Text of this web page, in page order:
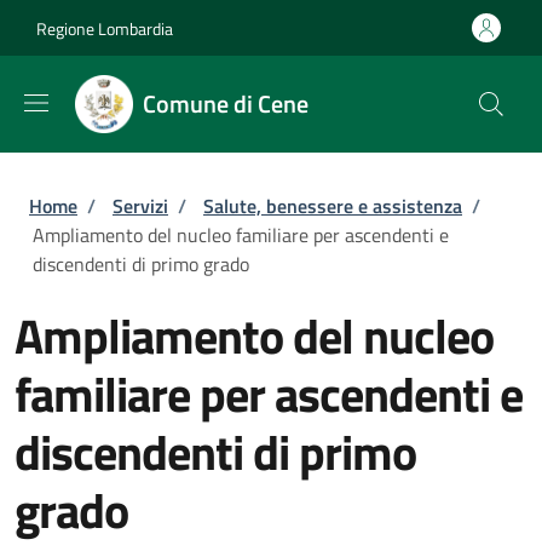
Regione Lombardia
Comune di Cene
Briciole di pane
Home / Servizi / Salute, benessere e assistenza /
Ampliamento del nucleo familiare per ascendenti e
discendenti di primo grado
Ampliamento del nucleo
familiare per ascendenti e
discendenti di primo
grado